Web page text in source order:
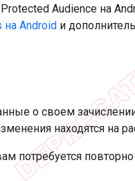
Audience на
на Android и
о своем
находятся на
потребуется